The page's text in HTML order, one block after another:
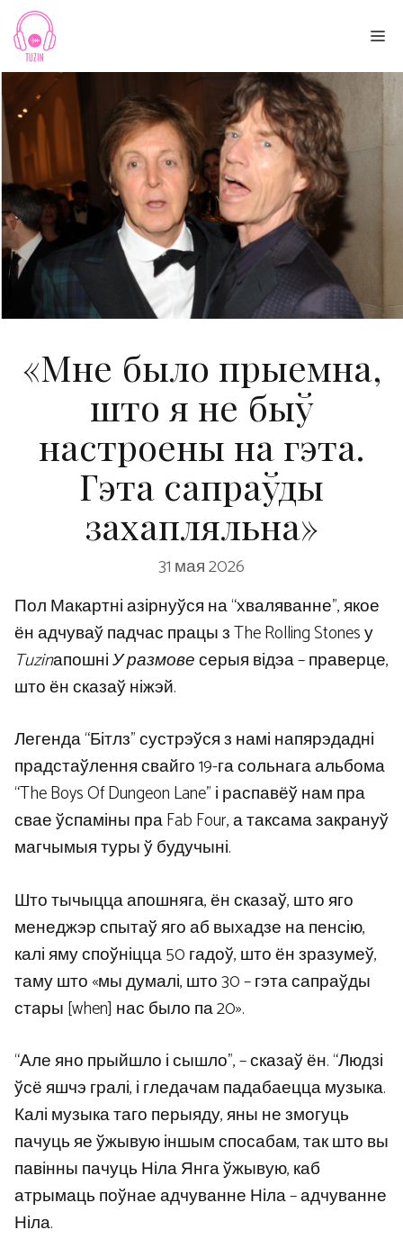
Skip
content
«Мне было прыемна,
што я не быў
настроены на гэта.
Гэта сапраўды
захапляльна»
31 мая 2026
Пол Макартні азірнуўся на “хваляванне”, якое
ён адчуваў падчас працы з The Rolling Stones у
TuzinапошніУ размовесерыя відэа – праверце,
што ён сказаў ніжэй.
Легенда “Бітлз” сустрэўся з намі напярэдадні
прадстаўлення свайго 19-га сольнага альбома
“The Boys Of Dungeon Lane” і распавёў нам пра
свае ўспаміны пра Fab Four, а таксама закрануў
магчымыя туры ў будучыні.
Што тычыцца апошняга, ён сказаў, што яго
менеджэр спытаў яго аб выхадзе на пенсію,
калі яму споўніцца 50 гадоў, што ён зразумеў,
таму што «мы думалі, што 30 – гэта сапраўды
стары [when] нас было па 20».
“Але яно прыйшло і сышло”, – сказаў ён. “Людзі
ўсё яшчэ гралі, і гледачам падабаецца музыка.
Калі музыка таго перыяду, яны не змогуць
пачуць яе ўжывую іншым спосабам, так што вы
павінны пачуць Ніла Янга ўжывую, каб
атрымаць поўнае адчуванне Ніла – адчуванне
Ніла.